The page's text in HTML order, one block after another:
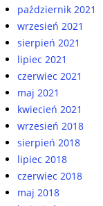
październik 2021
wrzesień 2021
sierpień 2021
lipiec 2021
czerwiec 2021
maj 2021
kwiecień 2021
wrzesień 2018
sierpień 2018
lipiec 2018
czerwiec 2018
maj 2018